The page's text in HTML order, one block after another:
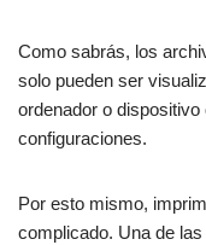
Como sabrás, los
solo pueden ser
ordenador o
configuraciones.
Por esto mismo,
complicado. Una de